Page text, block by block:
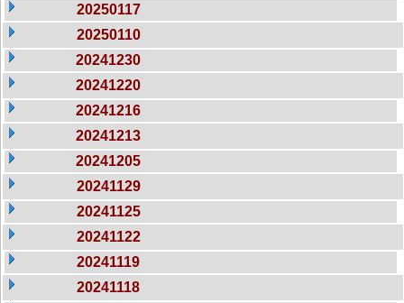
20250117
20250110
20241230
20241220
20241216
20241213
20241205
20241129
20241125
20241122
20241119
20241118